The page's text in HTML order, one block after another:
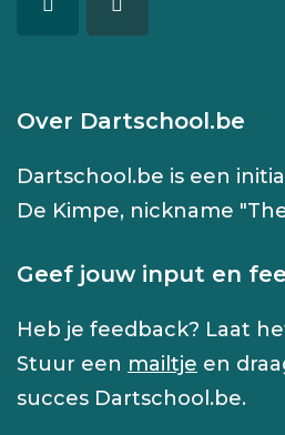
Over Dartschool.be
Dartschool.be is een
De Kimpe, nickname
Geef jouw input en
Heb je feedback? Laat
Stuur een mailtje en
succes Dartschool.be.